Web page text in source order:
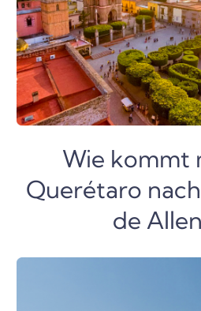
Wie kommt
Querétaro
de